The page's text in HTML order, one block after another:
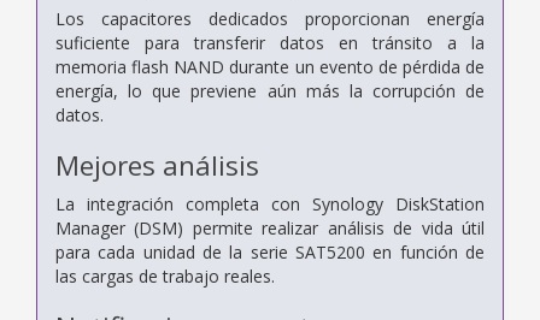
Los capacitores dedicados proporcionan energía
suficiente para transferir datos en tránsito a la
memoria flash NAND durante un evento de pérdida de
energía, lo que previene aún más la corrupción de
datos.
Mejores análisis
La integración completa con Synology DiskStation
Manager (DSM) permite realizar análisis de vida útil
para cada unidad de la serie SAT5200 en función de
las cargas de trabajo reales.